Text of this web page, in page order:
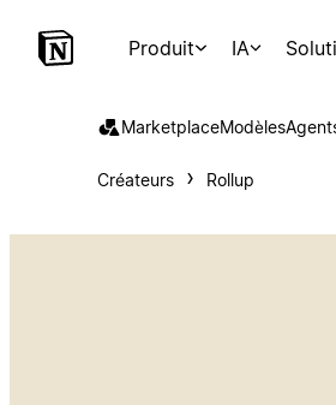
Produit IA
MarketplaceModèles
Créateurs Rollup